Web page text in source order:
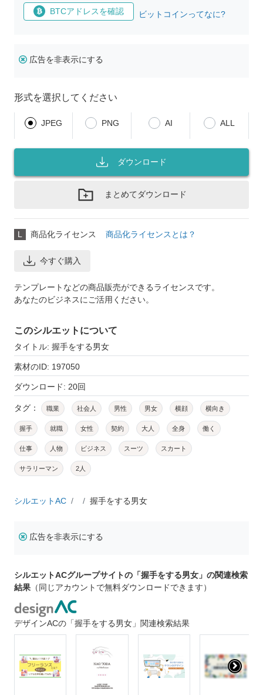
BTCアドレスを確認 ビットコインってなに?
広告を非表示にする
形式を選択してください
JPEG PNG AI ALL
ダウンロード
まとめてダウンロード
L 商品化ライセンス 商品化ライセンスとは？
今すぐ購入
テンプレートなどの商品販売ができるライセンスです。
あなたのビジネスにご活用ください。
このシルエットについて
タイトル: 握手をする男女
素材のID: 197050
ダウンロード: 20回
タグ： 職業 社会人 男性 男女 横顔 横向き
握手 就職 女性 契約 大人 全身 働く
仕事 人物 ビジネス スーツ スカート
サラリーマン 2人
シルエットAC 握手をする男女
広告を非表示にする
シルエットACグループサイトの「握手をする男女」の関連検索
結果 （同じアカウントで無料ダウンロードできます）
デザインACの「握手をする男女」関連検索結果